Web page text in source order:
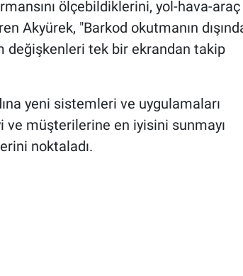
ölçebildiklerini, yol-hava-
Akyürek, "Barkod okutmanın
tek bir ekrandan takip
yeni sistemleri ve uygulamaları
müşterilerine en iyisini sunmayı
noktaladı.